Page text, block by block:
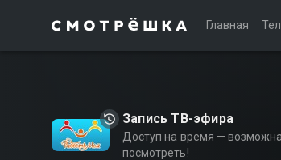
Главная
Запись ТВ-эфира
Доступ на время —
посмотреть!